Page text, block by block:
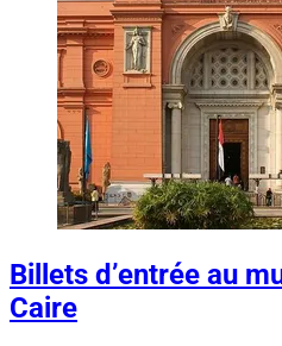
Billets d’entrée au
Caire